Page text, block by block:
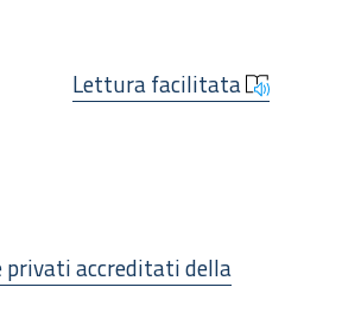
Lettura facilitata
privati accreditati della